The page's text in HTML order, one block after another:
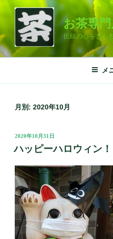
ン
ツ
お茶専
伝統の心をまも
メ
月別: 2020年10月
投
日:
2020年10月31日
ハッピーハロウィン！